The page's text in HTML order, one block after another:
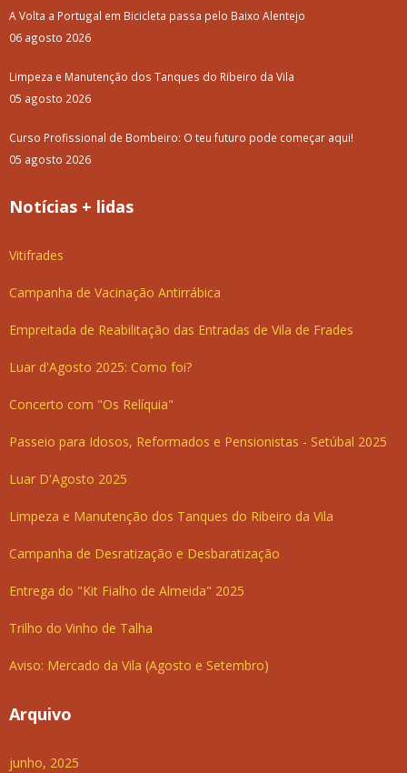
A Volta a Portugal em Bicicleta passa pelo Baixo Alentejo
06 agosto 2026
Limpeza e Manutenção dos Tanques do Ribeiro da Vila
05 agosto 2026
Curso Profissional de Bombeiro: O teu futuro pode começar aqui!
05 agosto 2026
Notícias + lidas
Vitifrades
Campanha de Vacinação Antirrábica
Empreitada de Reabilitação das Entradas de Vila de Frades
Luar d'Agosto 2025: Como foi?
Concerto com "Os Relíquia"
Passeio para Idosos, Reformados e Pensionistas - Setúbal 2025
Luar D'Agosto 2025
Limpeza e Manutenção dos Tanques do Ribeiro da Vila
Campanha de Desratização e Desbaratização
Entrega do "Kit Fialho de Almeida" 2025
Trilho do Vinho de Talha
Aviso: Mercado da Vila (Agosto e Setembro)
Arquivo
junho, 2025